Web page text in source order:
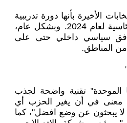
الأخيرة بأنها دورة تدريبية
للأحزاب قبل الحملة الرئاسية لعام 2024. وبشكل عام،
سياسي داخلي حتى على
المناطق.
تقنية واضحة لجذب
معنى في أن يغير الحزب أي
يبحثون عن وضع افضل"، كما